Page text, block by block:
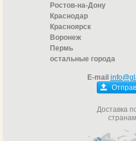
Ростов-на-Дону
Краснодар
Красноярск
Воронеж
Пермь
остальные города
E-mail
Доставка